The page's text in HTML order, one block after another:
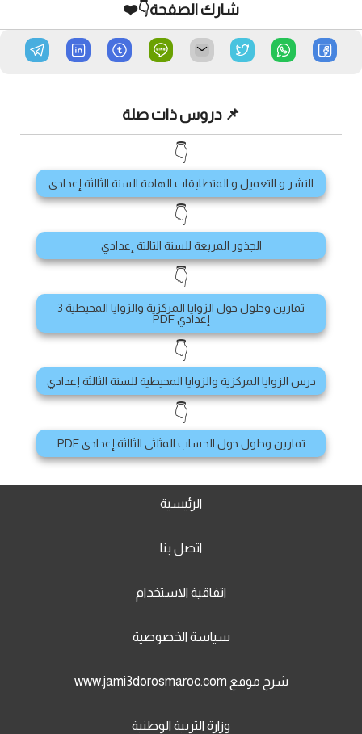
شارك الصفحة👇❤️
📌 دروس ذات صلة
👇
النشر و التعميل و المتطابقات الهامة السنة الثالثة إعدادي
👇
الجذور المربعة للسنة الثالثة إعدادي
👇
تمارين وحلول حول الزوايا المركزية والزوايا المحيطية 3
إعدادي PDF
👇
درس الزوايا المركزية والزوايا المحيطية للسنة الثالثة إعدادي
👇
تمارين وحلول حول الحساب المثلثي الثالثة إعدادي PDF
الرئيسية
اتصل بنا
اتفاقية الاستخدام
سياسة الخصوصية
شرح موقع www.jami3dorosmaroc.com
وزارة التربية الوطنية